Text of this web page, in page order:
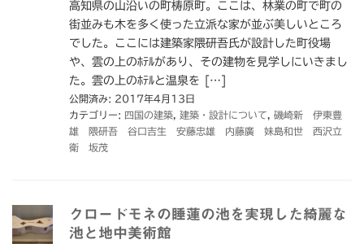
高知県の山沿いの町梼原町。ここは、林業の町で町の
街並みも木を多く使った立派な家が並ぶ美しいところ
でした。ここには建築家隈研吾氏が設計した町役場
や、雲の上のﾎﾃﾙがあり、その建物を見学しにいきまし
た。雲の上のﾎﾃﾙと温泉を […]
公開済み: 2017年4月13日
カテゴリー: 四国の建築 建築・設計について
磯崎新 伊東豊
雄 隈研吾 谷口吉生 安藤忠雄 内藤廣 妹島和世 西沢立
衛 坂茂
クロードモネの睡蓮の池を実現した綺麗な
池と地中美術館